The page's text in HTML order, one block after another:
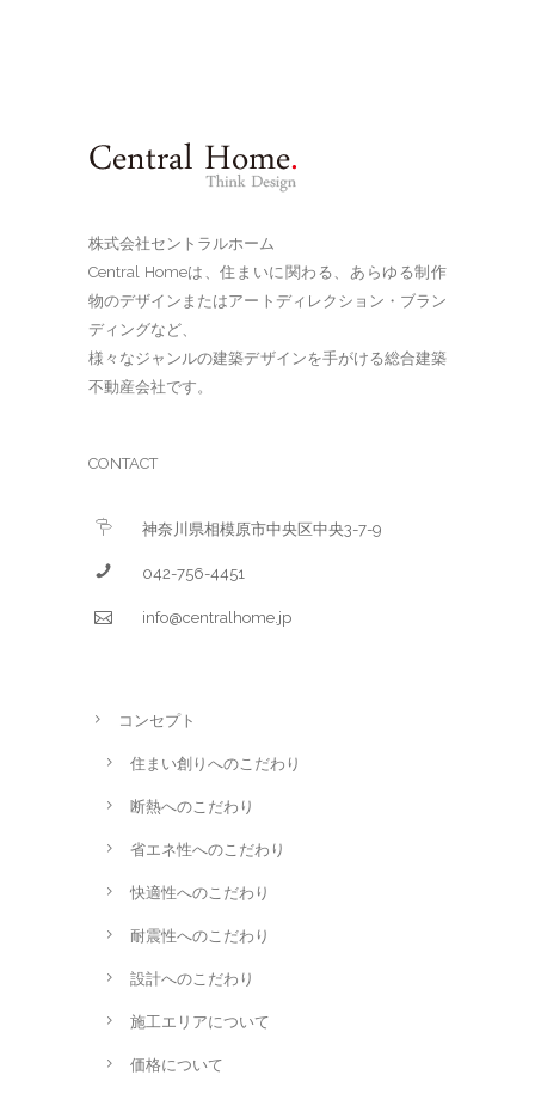
株式会社セントラルホーム
Central Homeは、住まいに関わる、あらゆる制作
物のデザインまたはアートディレクション・ブラン
ディングなど、
様々なジャンルの建築デザインを手がける総合建築
不動産会社です。
CONTACT
神奈川県相模原市中央区中央3-7-9
042-756-4451
info@centralhome.jp
コンセプト
住まい創りへのこだわり
断熱へのこだわり
省エネ性へのこだわり
快適性へのこだわり
耐震性へのこだわり
設計へのこだわり
施工エリアについて
価格について